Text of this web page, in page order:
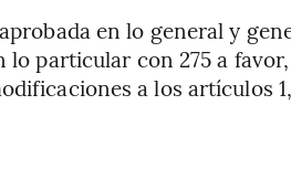
en lo general y
lo particular con 275 a
a los artículos